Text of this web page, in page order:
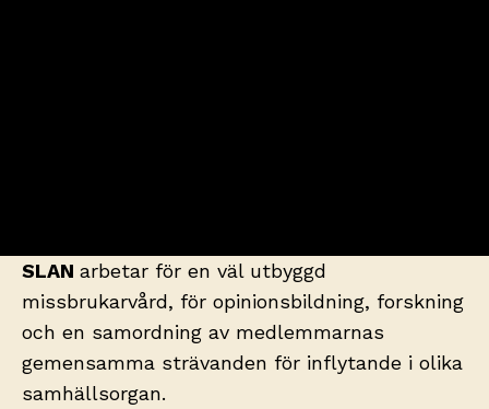
SLAN arbetar för en väl utbyggd
missbrukarvård, för opinionsbildning, forskning
och en samordning av medlemmarnas
gemensamma strävanden för inflytande i olika
samhällsorgan.